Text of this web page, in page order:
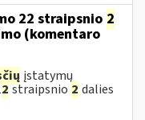
22 straipsnio 2
(komentaro
įstatymų
2straipsnio 2 dalies